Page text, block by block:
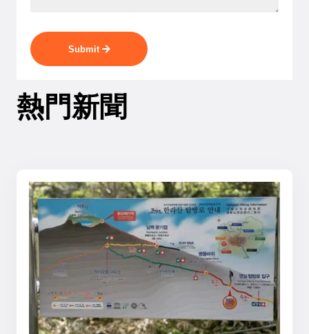
Submit
熱門新聞